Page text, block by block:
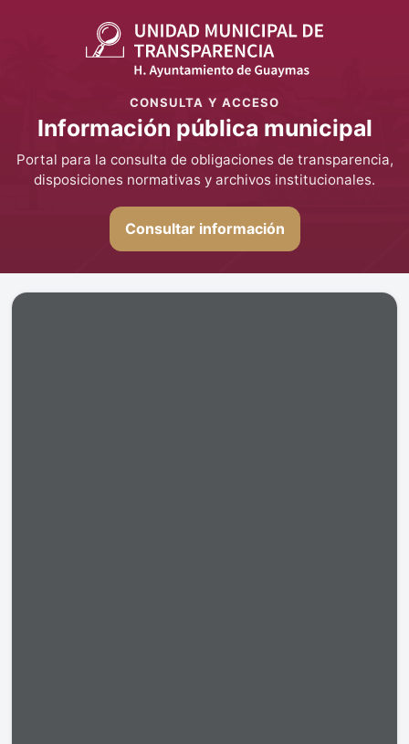
CONSULTA Y ACCESO
Información pública municipal
Portal para la consulta de obligaciones de transparencia,
disposiciones normativas y archivos institucionales.
Consultar información